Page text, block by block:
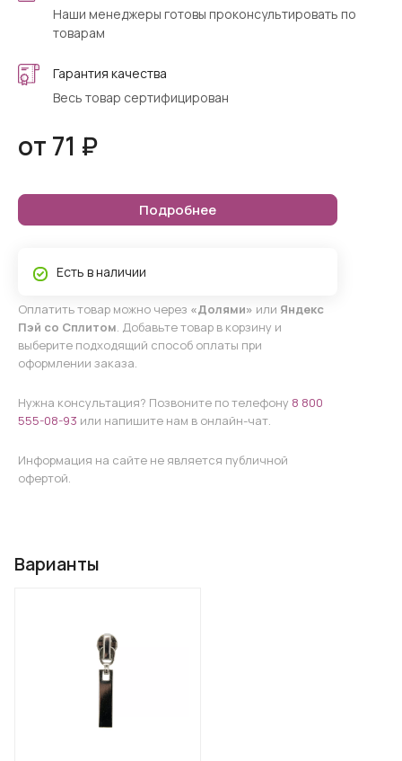
Наши менеджеры готовы проконсультировать по
товарам
Гарантия качества
Весь товар сертифицирован
от 71 ₽
Подробнее
Есть в наличии
Оплатить товар можно через «Долями» или Яндекс
Пэй со Сплитом. Добавьте товар в корзину и
выберите подходящий способ оплаты при
оформлении заказа.
Нужна консультация? Позвоните по телефону 8 800
555-08-93 или напишите нам в онлайн-чат.
Информация на сайте не является публичной
офертой.
Варианты